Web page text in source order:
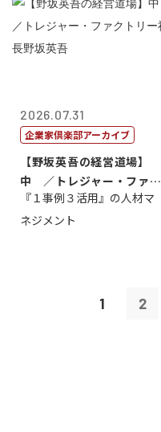
2026.07.31
企業家倶楽部アーカイブ
【野坂英吾の経営道場】
中 ／トレジャー・ファク
トリー社長野坂...
『１事例３活用』の人材マ
ネジメント
1 2